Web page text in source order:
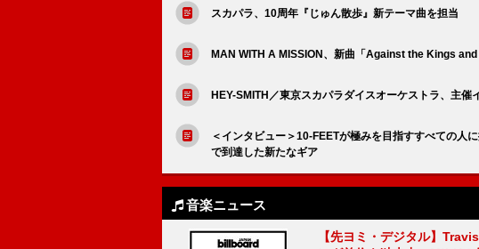
スカパラ、10周年『じゅん散歩』新テーマ曲を担当
MAN WITH A MISSION、新曲「Against the Kings
HEY-SMITH／東京スカパラダイスオーケストラ、主
＜インタビュー＞10-FEETが極みを目指すすべての人
で到達した新たなギア
音楽ニュース
【先ヨミ・デジタル】